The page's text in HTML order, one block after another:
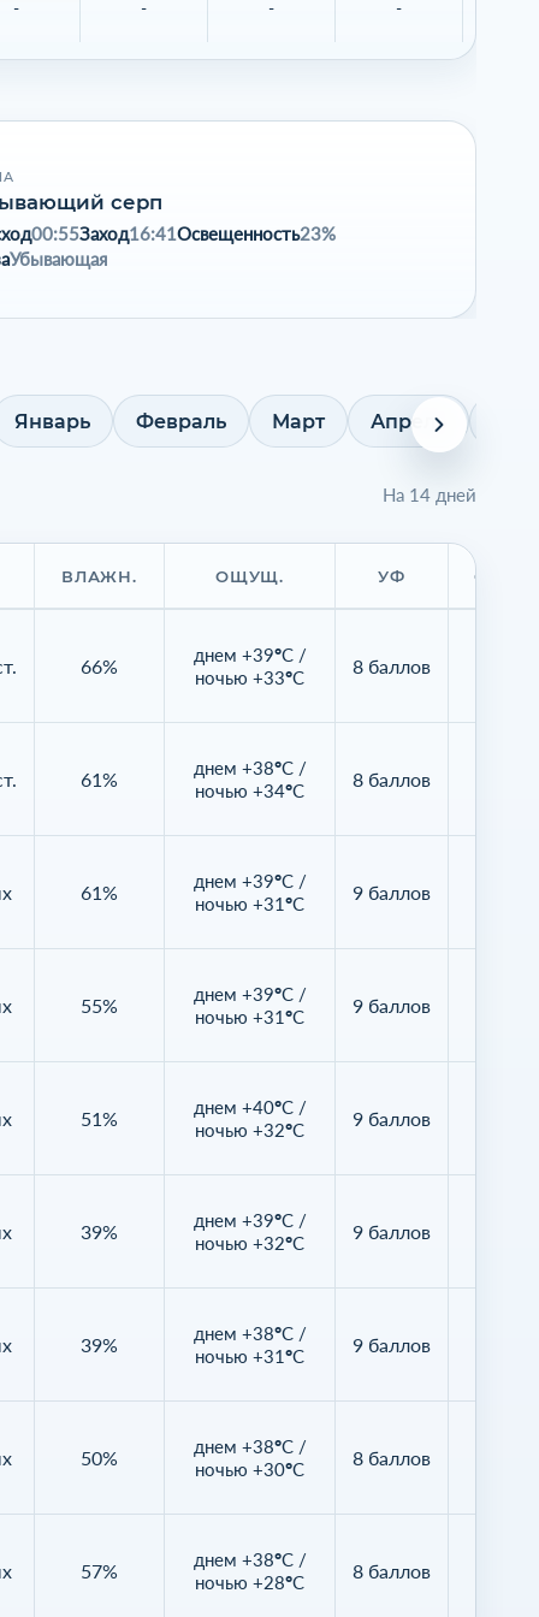
- - - -
серп
00:55Заход16:41Освещенность23%
Убывающая
Январь Февраль Март Апрель
На 14 дней
ВЛАЖН. ОЩУЩ. УФ
66%
днем +39°C /
ночью +33°C
8 баллов
61%
днем +38°C /
ночью +34°C
8 баллов
61%
днем +39°C /
ночью +31°C
9 баллов
55%
днем +39°C /
ночью +31°C
9 баллов
51%
днем +40°C /
ночью +32°C
9 баллов
39%
днем +39°C /
ночью +32°C
9 баллов
39%
днем +38°C /
ночью +31°C
9 баллов
50%
днем +38°C /
ночью +30°C
8 баллов
57%
днем +38°C /
ночью +28°C
8 баллов